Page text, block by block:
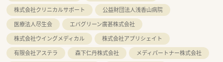
株式会社クリニカルサポート
公益財団法人浅香山病院
医療法人尽生会
エバグリーン廣甚株式会社
株式会社ウイングメディカル
株式会社アプリシェイト
有限会社アステラ
森下仁丹株式会社
メディパートナー株式会社